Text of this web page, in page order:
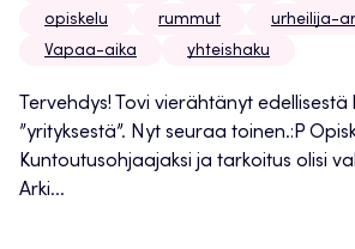
opiskelu
rummut urheilija-
Vapaa-aika
yhteishaku
Tervehdys! Tovi vierähtänyt edellisestä
”yrityksestä”. Nyt seuraa toinen.:P
Kuntoutusohjaajaksi ja tarkoitus olisi
Arki...